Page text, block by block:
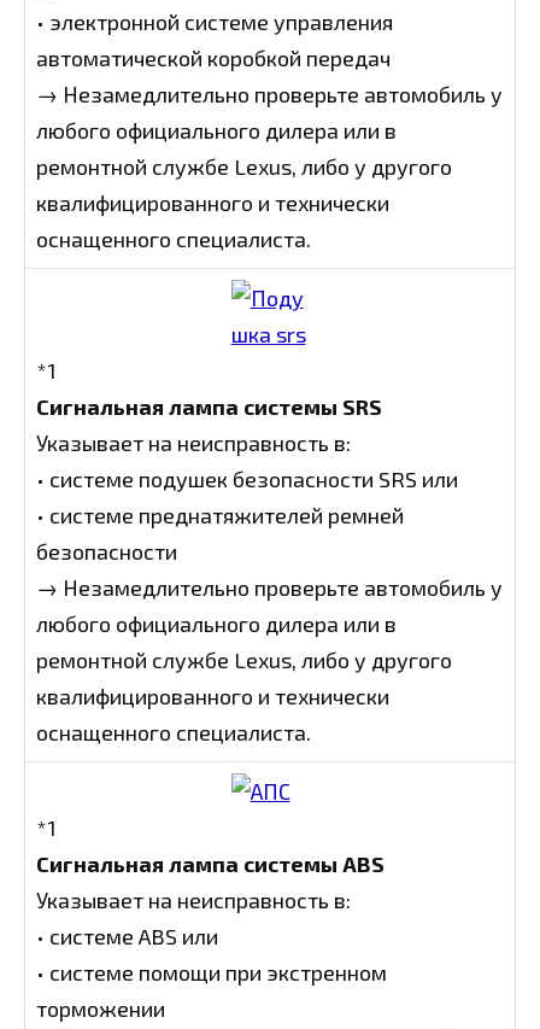
• электронной системе управления
автоматической коробкой передач
→ Незамедлительно проверьте автомобиль у
любого официального дилера или в
ремонтной службе Lexus, либо у другого
квалифицированного и технически
оснащенного специалиста.
*1
Сигнальная лампа системы SRS
Указывает на неисправность в:
• системе подушек безопасности SRS или
• системе преднатяжителей ремней
безопасности
→ Незамедлительно проверьте автомобиль у
любого официального дилера или в
ремонтной службе Lexus, либо у другого
квалифицированного и технически
оснащенного специалиста.
*1
Сигнальная лампа системы ABS
Указывает на неисправность в:
• системе ABS или
• системе помощи при экстренном
торможении